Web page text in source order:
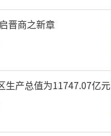
晋商之新章
生产总值为11747.07亿元